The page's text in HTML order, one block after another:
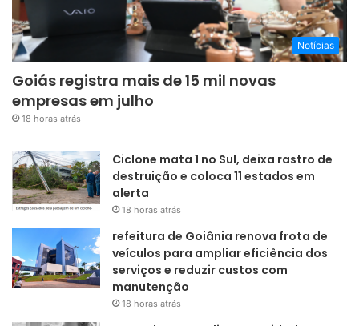
Notícias
Goiás registra mais de 15 mil novas
empresas em julho
18 horas atrás
Ciclone mata 1 no Sul, deixa rastro de
destruição e coloca 11 estados em
alerta
18 horas atrás
refeitura de Goiânia renova frota de
veículos para ampliar eficiência dos
serviços e reduzir custos com
manutenção
18 horas atrás